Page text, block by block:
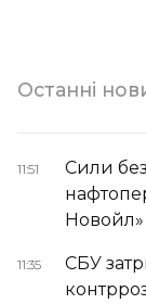
Останні
11:51
Сили
Новойл»
11:35
СБУ